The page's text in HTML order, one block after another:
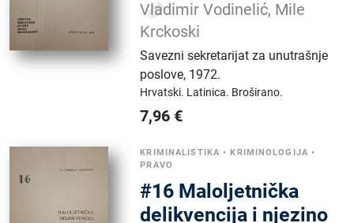
Vladimir Vodinelić, Mile
Krckoski
Savezni sekretarijat za unutrašnje
poslove, 1972.
Hrvatski. Latinica. Broširano.
7,96 €
KRIMINALISTIKA •KRIMINOLOGIJA •
PRAVO
#16 Maloljetnička
delikvencija i njezino